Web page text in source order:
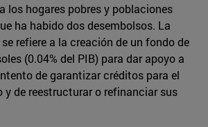
los hogares pobres y poblaciones
ha habido dos desembolsos. La
refiere a la creación de un fondo de
(0.04% del PIB) para dar apoyo a
de garantizar créditos para el
de reestructurar o refinanciar sus